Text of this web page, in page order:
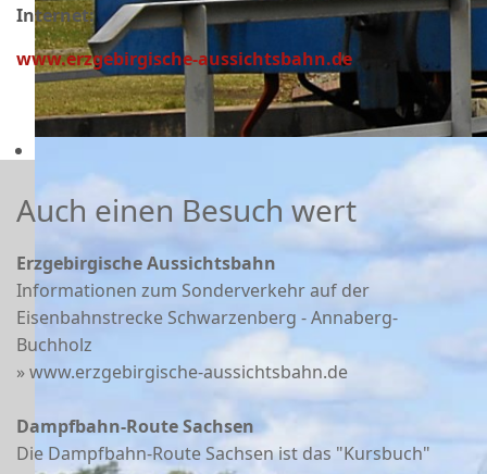
Internet:
www.erzgebirgische-aussichtsbahn.de
Auch einen Besuch wert
Erzgebirgische Aussichtsbahn
Informationen zum Sonderverkehr auf der
Eisenbahnstrecke Schwarzenberg - Annaberg-
Buchholz
» www.erzgebirgische-aussichtsbahn.de
Dampfbahn-Route Sachsen
Die Dampfbahn-Route Sachsen ist das "Kursbuch"